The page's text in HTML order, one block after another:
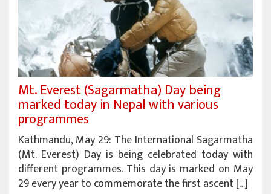
Mt. Everest (Sagarmatha) Day being
marked today in Nepal with various
programmes
Kathmandu, May 29: The International Sagarmatha
(Mt. Everest) Day is being celebrated today with
different programmes. This day is marked on May
29 every year to commemorate the first ascent […]